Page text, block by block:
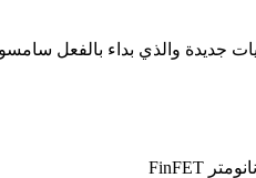
سامسونج بإنتاج معالج كوالكوم